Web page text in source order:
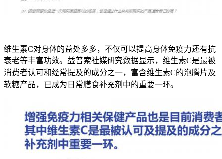
维生素C对身体的益处多多，不仅可以提高身体免疫力还有抗
衰老等丰富功效。益普索社媒研究数据显示，维生素C是最被
消费者认可和经常提及的成分之一，富含维生素C的泡腾片及
软糖产品，已成为日常膳食补充剂中的重要一环。